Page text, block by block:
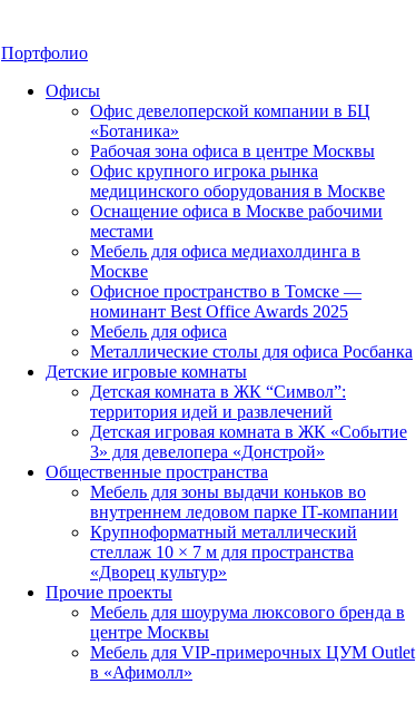
Портфолио
Офисы
Офис девелоперской компании в БЦ
«Ботаника»
Рабочая зона офиса в центре Москвы
Офис крупного игрока рынка
медицинского оборудования в Москве
Оснащение офиса в Москве рабочими
местами
Мебель для офиса медиахолдинга в
Москве
Офисное пространство в Томске —
номинант Best Office Awards 2025
Мебель для офиса
Металлические столы для офиса Росбанка
Детские игровые комнаты
Детская комната в ЖК “Символ”:
территория идей и развлечений
Детская игровая комната в ЖК «Событие
3» для девелопера «Донстрой»
Общественные пространства
Мебель для зоны выдачи коньков во
внутреннем ледовом парке IT-компании
Крупноформатный металлический
стеллаж 10 × 7 м для пространства
«Дворец культур»
Прочие проекты
Мебель для шоурума люксового бренда в
центре Москвы
Мебель для VIP-примерочных ЦУМ Outlet
в «Афимолл»